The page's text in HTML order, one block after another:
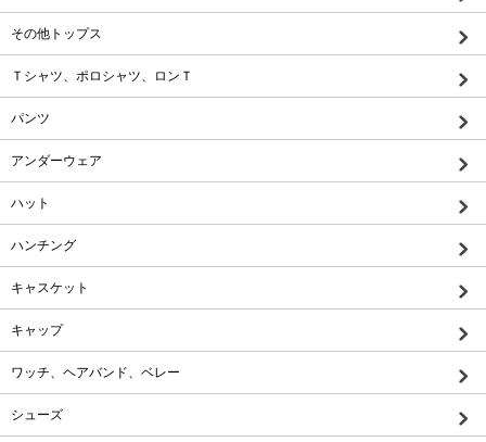
その他トップス
Ｔシャツ、ポロシャツ、ロンＴ
パンツ
アンダーウェア
ハット
ハンチング
キャスケット
キャップ
ワッチ、ヘアバンド、ベレー
シューズ